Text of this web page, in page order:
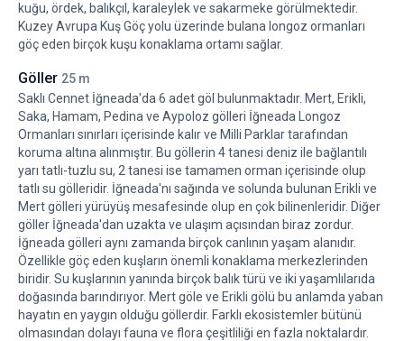
kuğu, ördek, balıkçıl, karaleylek ve sakarmeke görülmektedir.
Kuzey Avrupa Kuş Göç yolu üzerinde bulana longoz ormanları
göç eden birçok kuşu konaklama ortamı sağlar.
Göller 25 m
Saklı Cennet İğneada'da 6 adet göl bulunmaktadır. Mert, Erikli,
Saka, Hamam, Pedina ve Aypoloz gölleri İğneada Longoz
Ormanları sınırları içerisinde kalır ve Milli Parklar tarafından
koruma altına alınmıştır. Bu göllerin 4 tanesi deniz ile bağlantılı
yarı tatlı-tuzlu su, 2 tanesi ise tamamen orman içerisinde olup
tatlı su gölleridir. İğneada'nı sağında ve solunda bulunan Erikli ve
Mert gölleri yürüyüş mesafesinde olup en çok bilinenleridir. Diğer
göller İğneada'dan uzakta ve ulaşım açısından biraz zordur.
İğneada gölleri aynı zamanda birçok canlının yaşam alanıdır.
Özellikle göç eden kuşların önemli konaklama merkezlerinden
biridir. Su kuşlarının yanında birçok balık türü ve iki yaşamlılarıda
doğasında barındırıyor. Mert göle ve Erikli gölü bu anlamda yaban
hayatın en yaygın olduğu göllerdir. Farklı ekosistemler bütünü
olmasından dolayı fauna ve flora çeşitliliği en fazla noktalardır.